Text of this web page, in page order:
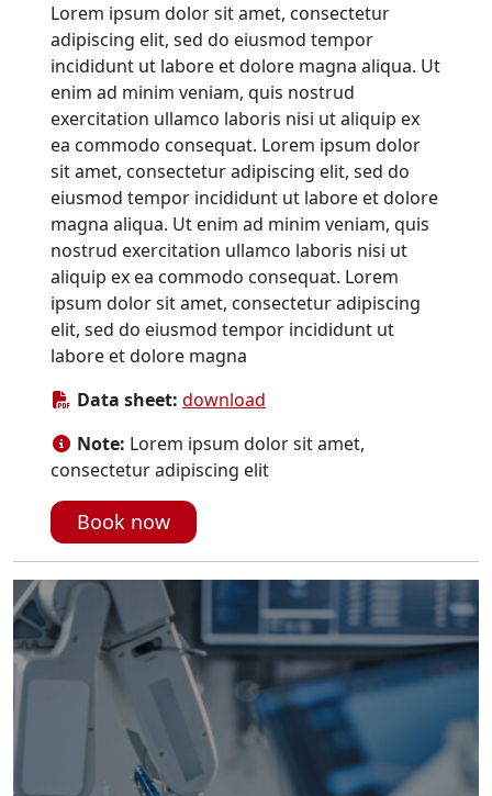
Lorem ipsum dolor sit amet, consectetur
adipiscing elit, sed do eiusmod tempor
incididunt ut labore et dolore magna aliqua. Ut
enim ad minim veniam, quis nostrud
exercitation ullamco laboris nisi ut aliquip ex
ea commodo consequat. Lorem ipsum dolor
sit amet, consectetur adipiscing elit, sed do
eiusmod tempor incididunt ut labore et dolore
magna aliqua. Ut enim ad minim veniam, quis
nostrud exercitation ullamco laboris nisi ut
aliquip ex ea commodo consequat. Lorem
ipsum dolor sit amet, consectetur adipiscing
elit, sed do eiusmod tempor incididunt ut
labore et dolore magna
Data sheet: download
Note: Lorem ipsum dolor sit amet,
consectetur adipiscing elit
Book now